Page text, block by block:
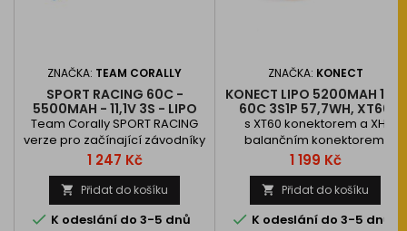
ZNAČKA: TEAM CORALLY
SPORT RACING 60C -
5500MAH - 11,1V 3S - LIPO
STICK HARDCASE - EC5
Team Corally SPORT RACING
verze pro začínající závodníky
s kapacitou 5500mAh v
Hardcase verzi. Konfigurace 3S
1P, rozměry: 138x47x35mm, EC5
napájecí konektor, XH-3S
balanční konektor.
Cena
1 247 Kč
 Přidat do košíku
 K odeslání do 3-5 dnů
ZNAČKA: KONECT
KONECT LIPO 5200MAH 11.1V
60C 3S1P 57,7WH, XT60
KONEKTOR
s XT60 konektorem a XH
balančním konektorem,
kapacita 5200mAh, 60C
vybíjecí proud (krátkodobě
70C), napětí 11,1V/3S.
Cena
1 199 Kč
 Přidat do košíku
 K odeslání do 3-5 dnů